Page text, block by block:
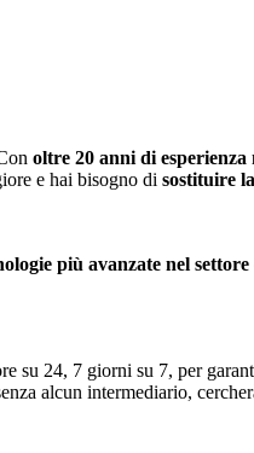
oltre 20 anni di esperienza
e hai bisogno di sostituire
più avanzate nel
su 24, 7 giorni su 7, per
alcun intermediario,